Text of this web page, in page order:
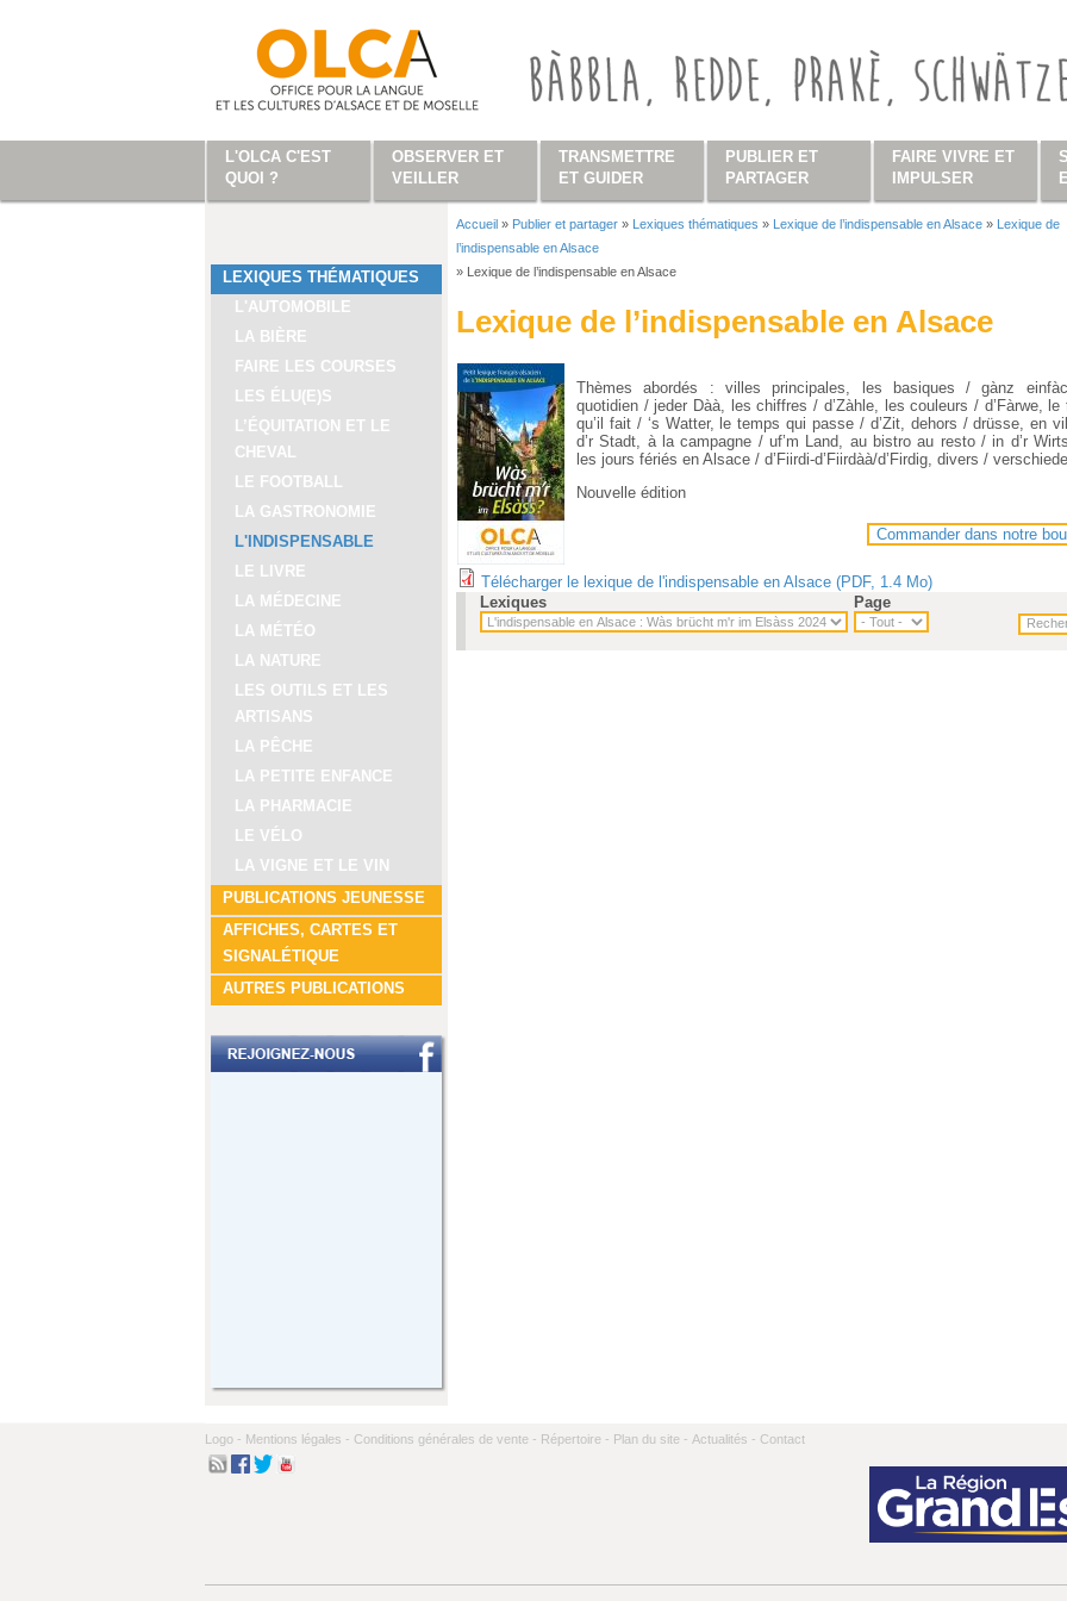
LEXIQUES THÉMATIQUES
L'AUTOMOBILE
LA BIÈRE
FAIRE LES COURSES
LES ÉLU(E)S
L’ÉQUITATION ET LE
CHEVAL
LE FOOTBALL
LA GASTRONOMIE
L'INDISPENSABLE
LE LIVRE
LA MÉDECINE
LA MÉTÉO
LA NATURE
LES OUTILS ET LES
ARTISANS
LA PÊCHE
LA PETITE ENFANCE
LA PHARMACIE
LE VÉLO
LA VIGNE ET LE VIN
PUBLICATIONS JEUNESSE
AFFICHES, CARTES ET
SIGNALÉTIQUE
AUTRES PUBLICATIONS
Vous êtes ici
Accueil » Publier et partager » Lexiques thématiques » Lexique de l’indispensable en Alsace » Lexique de
l’indispensable en Alsace
» Lexique de l’indispensable en Alsace
Lexique de l’indispensable en Alsace
Thèmes abordés : villes principales, les basiques / gànz
quotidien / jeder Dàà, les chiffres / d’Zàhle, les couleurs / d’Fàrwe, le
qu’il fait / ‘s Watter, le temps qui passe / d’Zit, dehors / drüsse, en
d’r Stadt, à la campagne / uf’m Land, au bistro au resto / in d’r
les jours fériés en Alsace / d’Fiirdi-d’Fiirdàà/d’Firdig, divers /
Nouvelle édition
Commander dans notre
Télécharger le lexique de l'indispensable en Alsace (PDF, 1.4 Mo)
Lexiques
Page
Logo - Mentions légales - Conditions générales de vente - Répertoire - Plan du site - Actualités - Contact
L'OLCA C'EST
QUOI ?
OBSERVER ET
VEILLER
TRANSMETTRE
ET GUIDER
PUBLIER ET
PARTAGER
FAIRE VIVRE ET
IMPULSER